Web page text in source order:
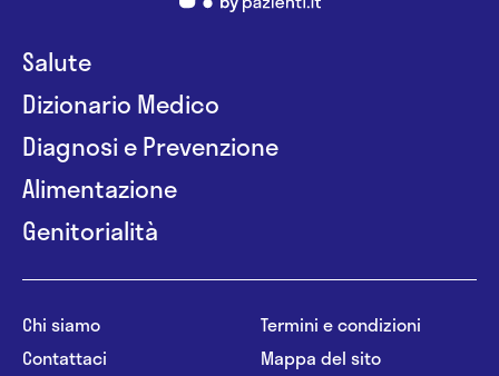
Salute
Dizionario Medico
Diagnosi e Prevenzione
Alimentazione
Genitorialità
Chi siamo
Contattaci
Termini e condizioni
Mappa del sito